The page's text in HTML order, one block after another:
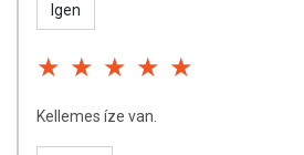
Igen
Kellemes íze van.